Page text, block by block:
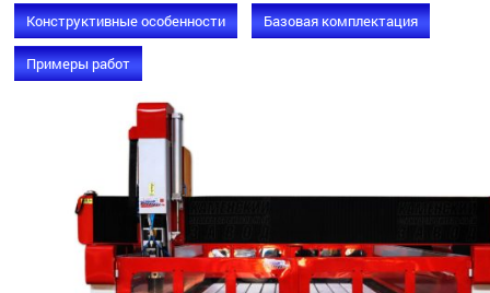
Конструктивные особенности Базовая комплектация
Примеры работ